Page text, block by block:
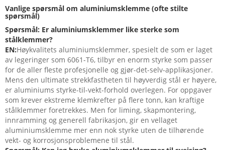
Vanlige spørsmål om aluminiumsklemme (ofte stilte
spørsmål)
Spørsmål: Er aluminiumsklemmer like sterke som
stålklemmer?
EN:Høykvalitets aluminiumsklemmer, spesielt de som er laget
av legeringer som 6061-T6, tilbyr en enorm styrke som passer
for de aller fleste profesjonelle og gjør-det-selv-applikasjoner.
Mens den ultimate strekkfastheten til høyverdig stål er høyere,
er aluminiums styrke-til-vekt-forhold overlegen. For oppgaver
som krever ekstreme klemkrefter på flere tonn, kan kraftige
stålklemmer foretrekkes. Men for liming, skapmontering,
innramming og generell fabrikasjon, gir en vellaget
aluminiumsklemme mer enn nok styrke uten de tilhørende
vekt- og korrosjonsproblemene til stål.